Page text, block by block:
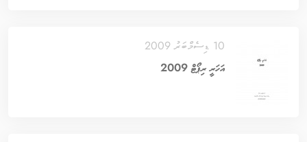
10 ޑިސެމްބަރު 2009
އަހަރީ ރިޕޯޓް 2009